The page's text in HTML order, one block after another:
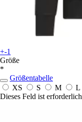
+-1
Größe
*
Größentabelle
XS
S M L
Dieses Feld ist erforderlich